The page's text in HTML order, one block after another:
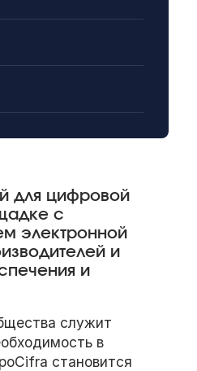
для цифровой
с
электронной
и
и
служит
в
становится